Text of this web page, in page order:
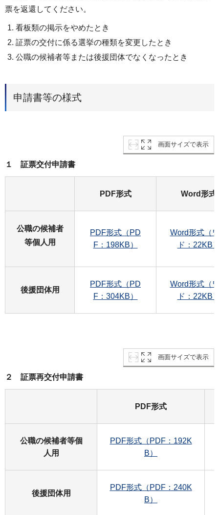
票を返還してください。
看板類の掲示をやめたとき
証票の交付に係る選挙の種類を変更したとき
公職の候補者等または後援団体でなくなったとき
申請書等の様式
画面サイズで表示
１ 証票交付申請書
PDF形式 Word形式
公職の候補者
等個人用
PDF形式（PD
F：198KB）
Word形式（
ド：22KB
後援団体用
PDF形式（PD
F：304KB）
Word形式（
ド：22KB
画面サイズで表示
２ 証票再交付申請書
PDF形式
公職の候補者等個
人用
PDF形式（PDF：192K
B）
後援団体用
PDF形式（PDF：240K
B）